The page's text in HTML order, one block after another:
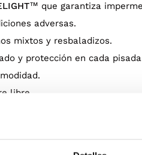
que garantiza
adversas.
mixtos y resbaladizos.
y protección en cada
libre.
,